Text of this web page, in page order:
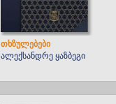
თხზულებები
ალექსანდრე ყაზბეგი